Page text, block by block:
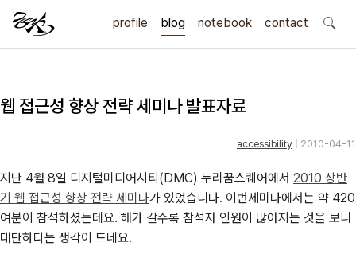
profile blog notebook contact
search
웹 접근성 향상 전략 세미나 발표자료
accessibility | 2010-04-11
지난 4월 8일 디지털미디어시티(DMC) 누리꿈스퀘어에서 2010 상반
기 웹 접근성 향상 전략 세미나가 있었습니다. 이번세미나에서는 약 420
여분이 참석하셨는데요. 해가 갈수록 참석자 인원이 많아지는 것을 보니
대단하다는 생각이 드네요.